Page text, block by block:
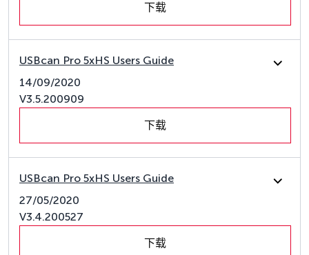
下载
USBcan Pro 5xHS Users Guide
14/09/2020
V3.5.200909
下载
USBcan Pro 5xHS Users Guide
27/05/2020
V3.4.200527
下载